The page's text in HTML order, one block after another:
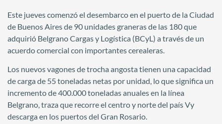
Este jueves comenzó el desembarco en el puerto de la Ciudad
de Buenos Aires de 90 unidades graneras de las 180 que
adquirió Belgrano Cargas y Logística (BCyL) a través de un
acuerdo comercial con importantes cerealeras.
Los nuevos vagones de trocha angosta tienen una capacidad
de carga de 55 toneladas netas por unidad, lo que significa un
incremento de 400.000 toneladas anuales en la línea
Belgrano, traza que recorre el centro y norte del país Vy
descarga en los puertos del Gran Rosario.